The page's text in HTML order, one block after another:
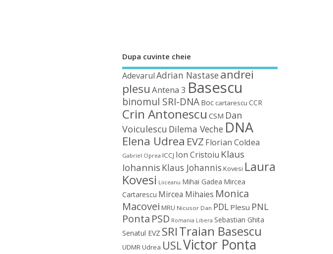
Dupa cuvinte cheie
Adevarul Adrian Nastaseandrei
plesu Antena 3 Basescu
binomul SRI-DNA Boc cartarescu CCR
Crin Antonescu CSM Dan
Voiculescu Dilema Veche DNA
Elena Udrea EVZ Florian Coldea
Gabriel Oprea ICCJ Ion Cristoiu Klaus
Iohannis Klaus Johannis Kovesi Laura
Kovesi Liiceanu Mihai Gadea Mircea
Cartarescu Mircea Mihaies Monica
Macovei MRU Nicusor Dan PDL Plesu PNL
Ponta PSD Romania Libera Sebastian Ghita
Senatul EVZ SRITraian Basescu
UDMRUdrea USLVictor Ponta